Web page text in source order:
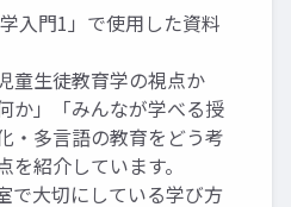
入門1」で使用した資料
童生徒教育学の視点か
か」「みんなが学べる授
・多言語の教育をどう考
紹介しています。
で大切にしている学び方